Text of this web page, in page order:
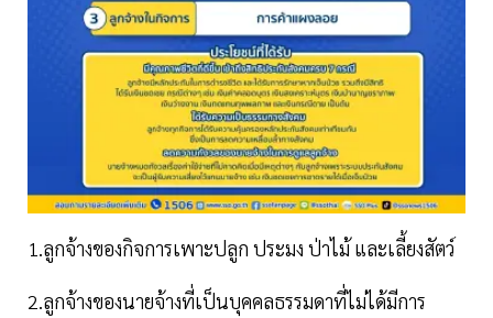
1.ลูกจ้างของกิจการเพาะปลูก ประมง ป่าไม้ และเลี้ยงสัตว์
2.ลูกจ้างของนายจ้างที่เป็นบุคคลธรรมดาที่ไม่ได้มีการ